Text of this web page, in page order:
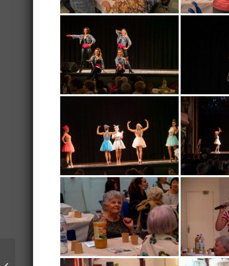
Salon des Métiers d’Art
: Beaucoup de succès